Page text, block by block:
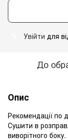
Увійти для
До
Опис
Рекомендації по
Сушити в
виворітного